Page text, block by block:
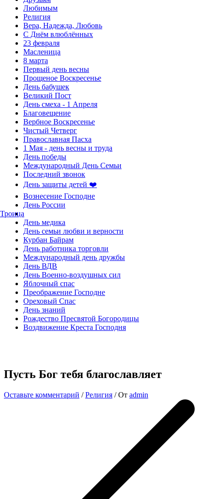
Любимым
Религия
Вера, Надежда, Любовь
С Днём влюблённых
23 февраля
Масленица
8 марта
Первый день весны
Прощеное Воскресенье
День бабушек
Великий Пост
День смеха - 1 Апреля
Благовещение
Вербное Воскресенье
Чистый Четверг
Православная Пасха
1 Мая - день весны и труда
День победы
Международный День Семьи
Последний звонок
День защиты детей ❤️
Вознесение Господне
День России
Троица
День медика
День семьи любви и верности
Курбан Байрам
День работника торговли
Международный день дружбы
День ВДВ
День Военно-воздушных сил
Яблочный спас
Преображение Господне
Ореховый Спас
День знаний
Рождество Пресвятой Богородицы
Воздвижение Креста Господня
Пусть Бог тебя благославляет
Оставьте комментарий /Религия / От admin